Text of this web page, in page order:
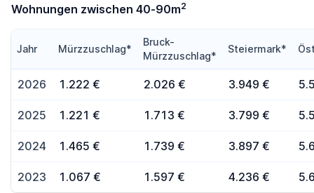
Wohnungen zwischen 40-90m2
Jahr Mürzzuschlag*
Bruck-
Mürzzuschlag*
Steiermark*
2026 1.222 € 2.026 € 3.949 €
2025 1.221 € 1.713 € 3.799 €
2024 1.465 € 1.739 € 3.897 €
2023 1.067 € 1.597 € 4.236 €